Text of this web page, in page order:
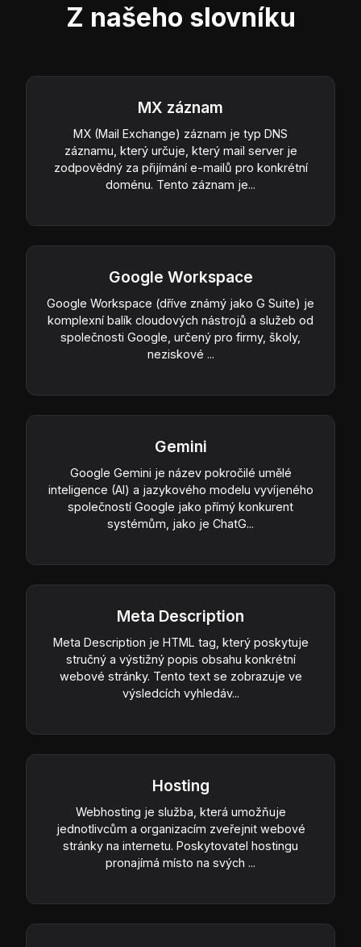
Z našeho slovníku
MX záznam
MX (Mail Exchange) záznam je typ DNS
záznamu, který určuje, který mail server je
zodpovědný za přijímání e-mailů pro konkrétní
doménu. Tento záznam je...
Google Workspace
Google Workspace (dříve známý jako G Suite) je
komplexní balík cloudových nástrojů a služeb od
společnosti Google, určený pro firmy, školy,
neziskové ...
Gemini
Google Gemini je název pokročilé umělé
inteligence (AI) a jazykového modelu vyvíjeného
společností Google jako přímý konkurent
systémům, jako je ChatG...
Meta Description
Meta Description je HTML tag, který poskytuje
stručný a výstižný popis obsahu konkrétní
webové stránky. Tento text se zobrazuje ve
výsledcích vyhledáv...
Hosting
Webhosting je služba, která umožňuje
jednotlivcům a organizacím zveřejnit webové
stránky na internetu. Poskytovatel hostingu
pronajímá místo na svých ...